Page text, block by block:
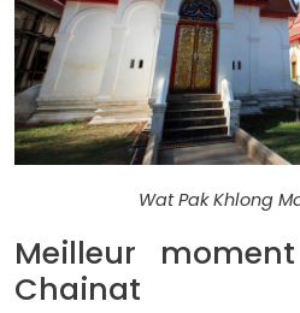
Wat Pak Khlong
Meilleur
Chainat